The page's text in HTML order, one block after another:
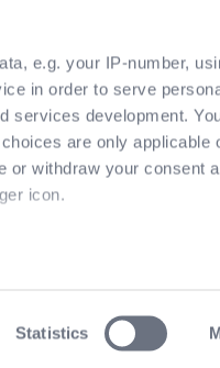
e.g. your IP-number,
in order to serve
services development.
are only applicable
or withdraw your consent
icon.
characteristics
Statistics
Soluții de sisteme
de protecție împotriva
Informații juridice